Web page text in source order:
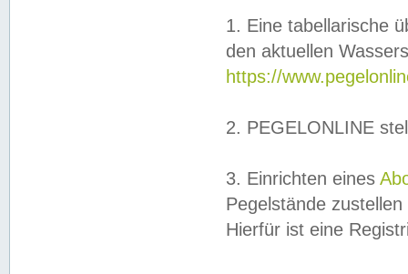
1. Eine tabellarische
den aktuellen
https://
2. PEGELONLINE
3. Einrichten eines
Pegelstände
Hierfür ist eine